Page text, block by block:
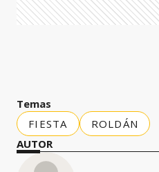
Temas
FIESTA
ROLDÁN
AUTOR